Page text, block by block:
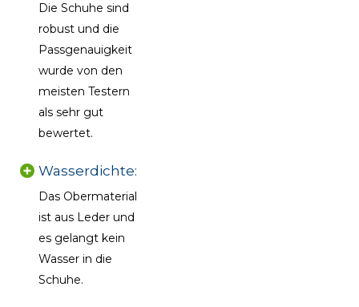
Die Schuhe sind
robust und die
Passgenauigkeit
wurde von den
meisten Testern
als sehr gut
bewertet.
Wasserdichte:
Das Obermaterial
ist aus Leder und
es gelangt kein
Wasser in die
Schuhe.